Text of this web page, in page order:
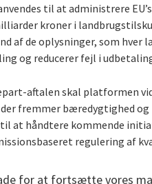
til at administrere
kroner i
af de oplysninger, som
og reducerer fejl i
aftalen skal platformen
fremmer bæredygtighed
til at håndtere kommende
regulering af
for at fortsætte vores